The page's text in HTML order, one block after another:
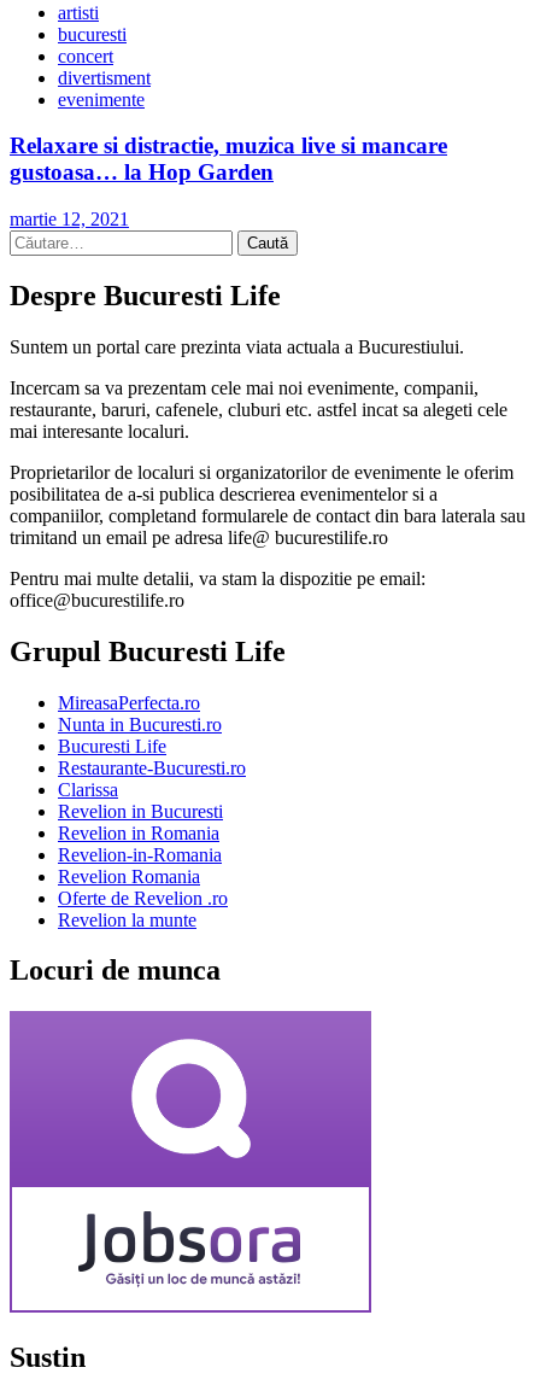
artisti
bucuresti
concert
divertisment
evenimente
Relaxare si distractie, muzica live si mancare
gustoasa… la Hop Garden
martie 12, 2021
Caută
după:
Despre Bucuresti Life
Suntem un portal care prezinta viata actuala a Bucurestiului.
Incercam sa va prezentam cele mai noi evenimente, companii,
restaurante, baruri, cafenele, cluburi etc. astfel incat sa alegeti cele
mai interesante localuri.
Proprietarilor de localuri si organizatorilor de evenimente le oferim
posibilitatea de a-si publica descrierea evenimentelor si a
companiilor, completand formularele de contact din bara laterala sau
trimitand un email pe adresa life@ bucurestilife.ro
Pentru mai multe detalii, va stam la dispozitie pe email:
office@bucurestilife.ro
Grupul Bucuresti Life
MireasaPerfecta.ro
Nunta in Bucuresti.ro
Bucuresti Life
Restaurante-Bucuresti.ro
Clarissa
Revelion in Bucuresti
Revelion in Romania
Revelion-in-Romania
Revelion Romania
Oferte de Revelion .ro
Revelion la munte
Locuri de munca
Sustin